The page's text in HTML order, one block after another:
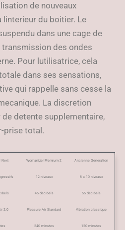
de nouveaux
du boitier. Le
dans une cage de
des ondes
Pour lutilisatrice, cela
dans ses sensations,
qui rappelle sans cesse la
La discretion
detente supplementaire,
prise total.
Next Womanizer Premium 2 Ancienne Generation
12 niveaux 8 a 10 niveaux
45 decibels 55 decibels
2.0 Pleasure Air Standard Vibration classique
240 minutes 120 minutes